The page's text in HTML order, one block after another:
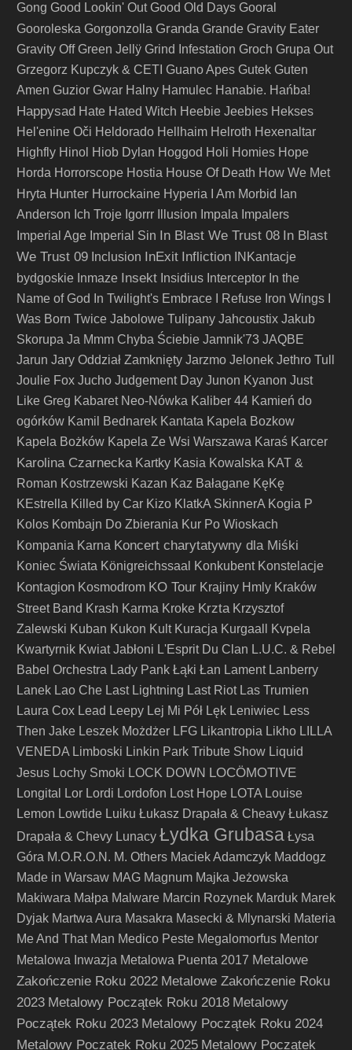
Gong Good Lookin' Out Good Old Days Gooral
Gooroleska Gorgonzolla Granda Grande Gravity Eater
Gravity Off Green Jellÿ Grind Infestation Groch Grupa Out
Grzegorz Kupczyk & CETI Guano Apes Gutek Guten
Amen Guzior Gwar Halny Hamulec Hanabie. Hańba!
Happysad Hate Hated Witch Heebie Jeebies Hekses
Hel'enine Oči Heldorado Hellhaim Helroth Hexenaltar
Highfly Hinol Hiob Dylan Hoggod Holi Homies Hope
Horda Horrorscope Hostia House Of Death How We Met
Hryta Hunter Hurrockaine Hyperia I Am Morbid Ian
Anderson Ich Troje Igorrr Illusion Impala Impalers
Imperial Age Imperial Sin In Blast We Trust 08 In Blast
We Trust 09 Inclusion InExit Infliction INKantacje
bydgoskie Inmaze Insekt Insidius Interceptor In the
Name of God
In Twilight's Embrace I Refuse Iron Wings
Was Born Twice Jabolowe Tulipany Jahcoustix Jakub
Skorupa Ja Mmm Chyba Ściebie Jamnik'73 JAQBE
Jarun Jary Oddział Zamknięty Jarzmo Jelonek Jethro Tull
Joulie Fox Jucho Judgement Day Junon Kyanon Just
Like Greg Kabaret Neo-Nówka Kaliber 44 Kamień do
ogórków Kamil Bednarek Kantata Kapela Bozkow
Kapela Bożków Kapela Ze Wsi Warszawa Karaś Karcer
Karolina Czarnecka Kartky Kasia Kowalska KAT &
Roman Kostrzewski Kazan Kaz Bałagane KęKę
KEstrella Killed by Car Kizo KlatkA SkinnerA Kogia P
Kolos Kombajn Do Zbierania Kur Po Wioskach
Kompania Karna Koncert charytatywny dla Miśki
Koniec Świata Königreichssaal Konkubent Konstelacje
Kontagion Kosmodrom KO Tour Krajiny Hmly Kraków
Street Band Krash Karma Kroke Krzta Krzysztof
Zalewski Kuban Kukon Kult Kuracja Kurgaall
Kvpela
Kwartyrnik Kwiat Jabłoni L'Esprit Du Clan L.U.C. & Rebel
Babel Orchestra Lady Pank Łąki Łan Lament Lanberry
Lanek Lao Che Last Lightning Last Riot Las Trumien
Laura Cox Lead Leepy Lej Mi Pół Lęk Leniwiec Less
Then Jake Leszek Możdżer LFG Likantropia Likho LILLA
VENEDA Limboski Linkin Park Tribute Show Liquid
Jesus Lochy Smoki LOCK DOWN LOCÖMOTIVE
Longital Lor Lordi Lordofon Lost Hope LOTA Louise
Lemon Lowtide Luiku Łukasz Drapała & Cheavy Łukasz
Drapała & Chevy Lunacy Łydka Grubasa Łysa
Góra M.O.R.O.N. M. Others Maciek Adamczyk Maddogz
Made in Warsaw MAG Magnum Majka Jeżowska
Makiwara Małpa Malware Marcin Rozynek Marduk Marek
Dyjak Martwa Aura Masakra Masecki & Mlynarski Materia
Me And That Man Medico Peste Megalomorfus Mentor
Metalowa Inwazja Metalowa Puenta 2017 Metalowe
Zakończenie Roku 2022 Metalowe Zakończenie Roku
2023 Metalowy Początek Roku 2018 Metalowy
Początek Roku 2023 Metalowy Początek Roku 2024
Metalowy Początek Roku 2025 Metalowy Początek